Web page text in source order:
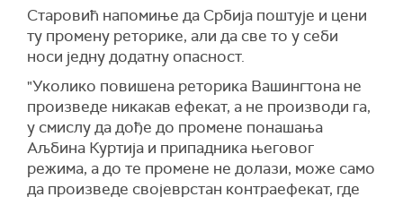
Старовић напомиње да Србија поштује и цени
ту промену реторике, али да све то у себи
носи једну додатну опасност.
"Уколико повишена реторика Вашингтона не
произведе никакав ефекат, а не производи га,
у смислу да дође до промене понашања
Аљбина Куртија и припадника његовог
режима, а до те промене не долази, може само
да произведе својеврстан контраефекат, где